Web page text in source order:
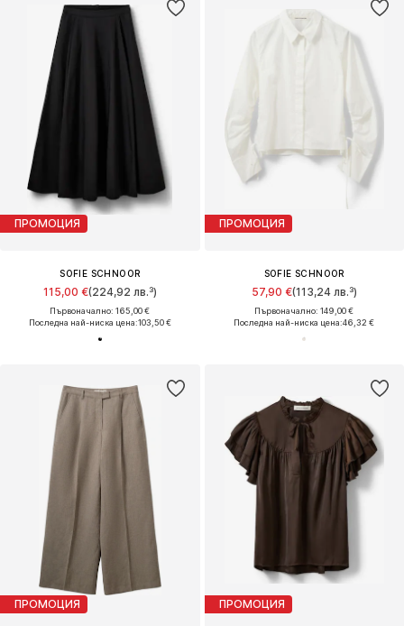
ПРОМОЦИЯ
SOFIE SCHNOOR
115,00 €(224,92 лв.³)
Първоначално: 165,00 €
Последна най-ниска цена:103,50 €
ПРОМОЦИЯ
SOFIE SCHNOOR
57,90 €(113,24 лв.³)
Първоначално: 149,00 €
Последна най-ниска цена:46,32 €
ПРОМОЦИЯ ПРОМОЦИЯ